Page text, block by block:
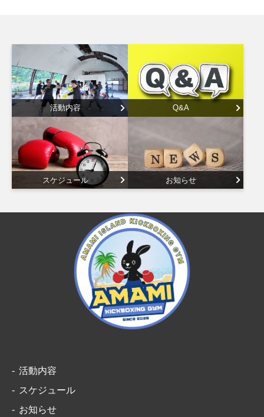
活動内容 Q&A
スケジュール お知らせ
活動内容
スケジュール
お知らせ